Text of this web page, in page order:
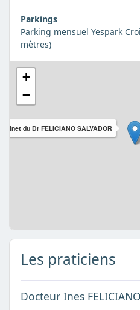
Parkings
Parking mensuel Yespark
mètres)
du Dr FELICIANO SALVADOR
+
−
Les praticiens
Docteur Ines